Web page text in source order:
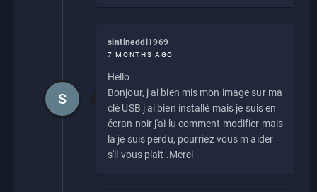
sintineddi1969
7 MONTHS AGO
Hello
Bonjour, j ai bien mis mon image sur ma
clé USB j ai bien installé mais je suis en
écran noir j'ai lu comment modifier mais
la je suis perdu, pourriez vous m aider
s'il vous plait .Merci
S